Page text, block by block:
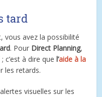
tard
vous avez la possibilité
. Pour Direct Planning,
; c’est à dire quel’aide à la
les retards.
visuelles sur les